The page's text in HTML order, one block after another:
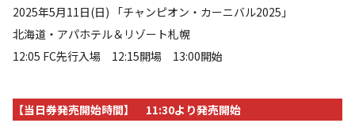
2025年5月11日(日) 「チャンピオン・カーニバル2025」
北海道・アパホテル＆リゾート札幌
12:05 FC先行入場 12:15開場 13:00開始
【当日券発売開始時間】 11:30より発売開始